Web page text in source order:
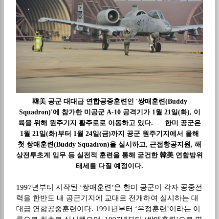
韓美 공군 대대급 연합공중훈련인 '쌍매훈련(Buddy
Squadron)'에 참가한 미공군 A-10 공격기가 1월 21일(화), 이
륙을 위해 원주기지 활주로로 이동하고 있다. 한미 공군은
1월 21일(화)부터 1월 24일(금)까지 공군 원주기지에서 올해
첫 쌍매훈련(Buddy Squadron)을 실시하고, 근접항공지원, 해
상전투초계 임무 등 실전적 훈련을 통해 굳건한 韓美 연합방위
태세를 다질 예정이다.
1997년부터 시작된 ‘쌍매훈련 ’은 한미 공군이 각자 공중전
력을 한반도 내 공군기지에 교대로 전개하여 실시하는 대
대급 연합공중훈련이다. 1991 년부터 ‘우정훈련 ’이라는 이